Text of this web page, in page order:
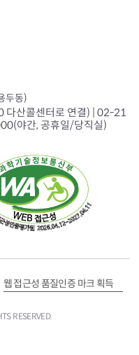
두동)
산콜센터로 연결) | 02-21
야간, 공휴일/당직실)
웹 접근성 품질인증 마크 획득
RESERVED.